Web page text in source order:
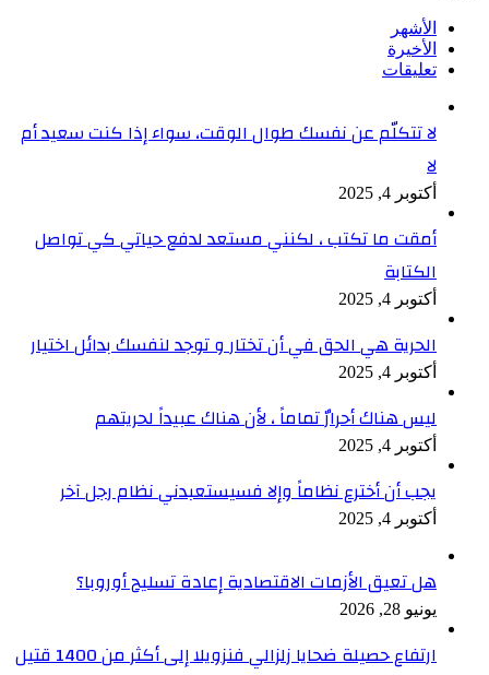
الأشهر
الأخيرة
تعليقات
لا تتكلّم عن نفسك طوال الوقت، سواء إذا كنت سعيد أم
لا
أكتوبر 4, 2025
أمقت ما تكتب ، لكنني مستعد لدفع حياتي كي تواصل
الكتابة
أكتوبر 4, 2025
الحرية هي الحق في أن تختار و توجد لنفسك بدائل اختيار
أكتوبر 4, 2025
ليس هناك أحرارٌ تماماً ، لأن هناك عبيداً لحريتهم
أكتوبر 4, 2025
يجب أن أخترع نظاماً وإلا فسيستعبدني نظام رجل آخر
أكتوبر 4, 2025
هل تعيق الأزمات الاقتصادية إعادة تسليح أوروبا؟
يونيو 28, 2026
ارتفاع حصيلة ضحايا زلزالي فنزويلا إلى أكثر من 1400 قتيل